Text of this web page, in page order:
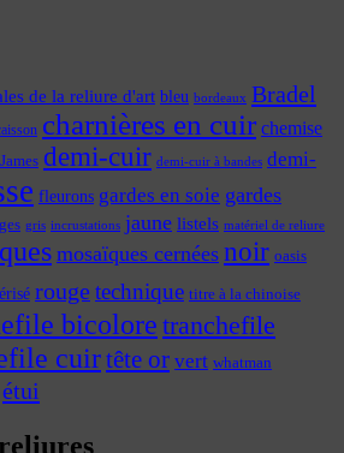
de la reliure d'art bleu bordeaux Bradel
charnières en cuir chemise
demi-cuir demi-cuir à bandes demi-
fleurons gardes en soie gardes
gris incrustations jaune listels matériel de reliure
mosaïques cernées noir oasis
rougetechnique titre à la chinoise
bicolore tranchefile
cuirtête or vert whatman
étui